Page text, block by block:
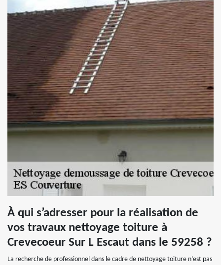
À qui s’adresser pour la réalisation de
vos travaux nettoyage toiture à
Crevecoeur Sur L Escaut dans le 59258 ?
La recherche de professionnel dans le cadre de nettoyage toiture n’est pas